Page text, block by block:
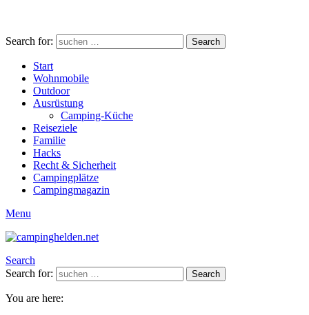
Search for: Search
Start
Wohnmobile
Outdoor
Ausrüstung
Camping-Küche
Reiseziele
Familie
Hacks
Recht & Sicherheit
Campingplätze
Campingmagazin
Menu
Search
Search for:
Search
You are here: